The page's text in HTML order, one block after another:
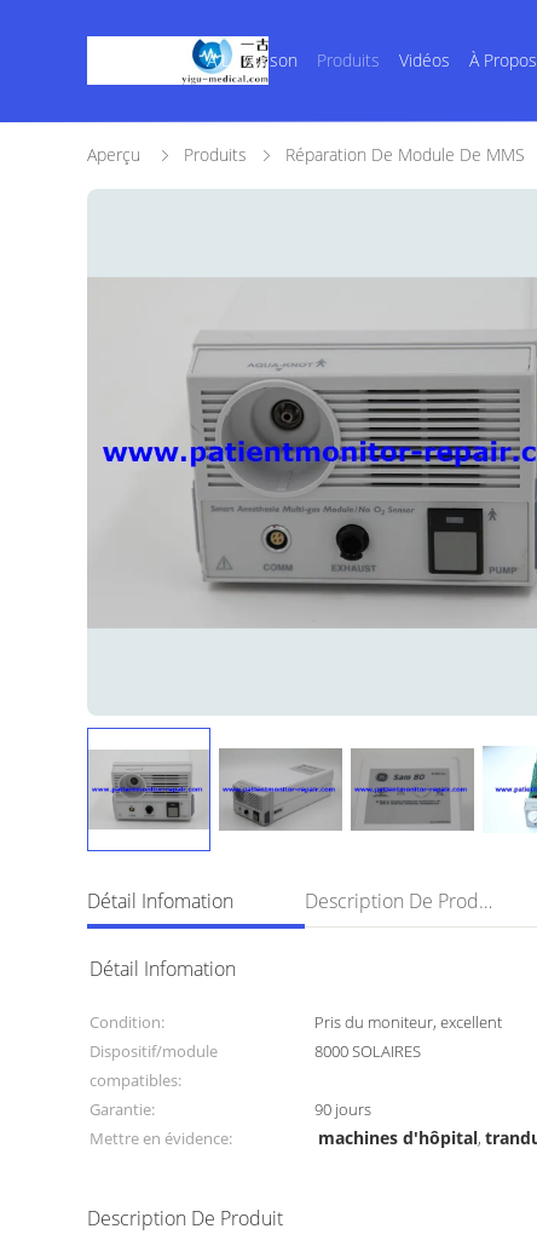
À La Maison Produits Vidéos À
Aperçu Produits Réparation De Module De MMS
Détail Infomation Description De Produit
Détail Infomation
Condition: Pris du moniteur, excellent
Dispositif/module
compatibles:
8000 SOLAIRES
Garantie: 90 jours
Mettre en évidence:
machines d'hôpital,
Description De Produit